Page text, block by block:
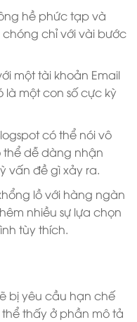
hề phức tạp và
chỉ với vài bước
một tài khoản Email
là một con số cực kỳ
có thể nói vô
dễ dàng nhận
vấn đề gì xảy ra.
lồ với hàng ngàn
nhiều sự lựa chọn
tùy thích.
bị yêu cầu hạn chế
thấy ở phần mô tả